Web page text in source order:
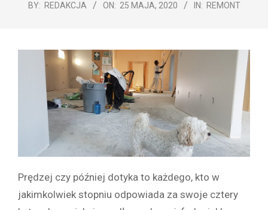
BY: REDAKCJA ON: 25 MAJA, 2020 IN: REMONT
Prędzej czy później dotyka to każdego, kto w
jakimkolwiek stopniu odpowiada za swoje cztery